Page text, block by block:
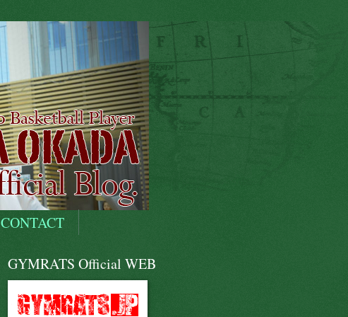
CONTACT
GYMRATS Official WEB